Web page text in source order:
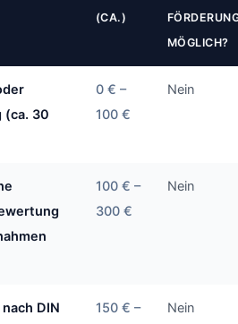
(CA.)
MÖGLICH?
(ca. 30
0 € –
100 €
Nein
100 € –
300 €
Nein
DIN
150 € –
Nein